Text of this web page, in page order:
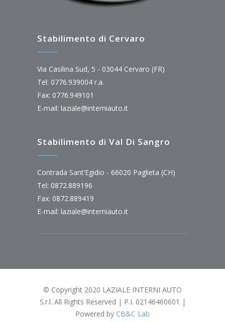
Stabilimento di Cervaro
Via Casilina Sud, 5 - 03044 Cervaro (FR)
Tel: 0776.939004 r.a.
Fax: 0776.949101
E-mail: laziale@interniauto.it
Stabilimento di Val Di Sangro
Contrada Sant’Egidio - 66020 Paglieta (CH)
Tel: 0872.889196
Fax: 0872.889419
E-mail: laziale@interniauto.it
© Copyright 2020 LAZIALE INTERNI AUTO
S.r.l. All Rights Reserved | P.I. 02146460601 |
Powered by CB&C Lab